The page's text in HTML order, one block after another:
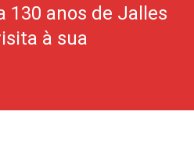
130 anos de Jalles
à sua